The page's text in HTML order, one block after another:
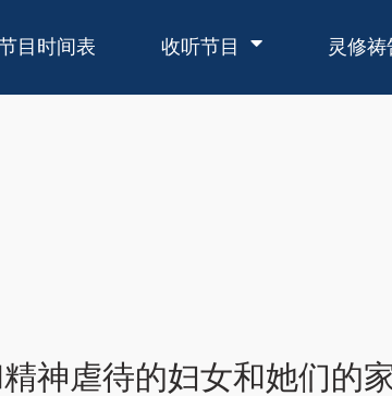
目时间表 收听节目 灵修祷
神虐待的妇女和她们的